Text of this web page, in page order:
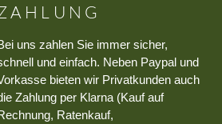
uns zahlen Sie immer sicher,
und einfach. Neben Paypal und
bieten wir Privatkunden auch
Zahlung per Klarna (Kauf auf
Ratenkauf,